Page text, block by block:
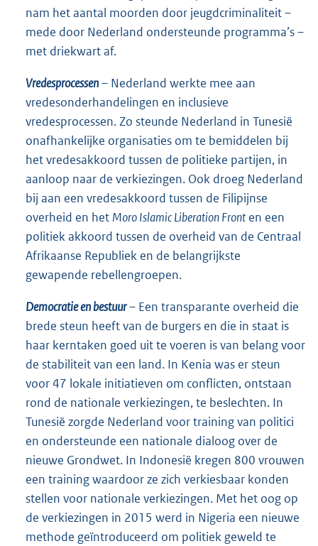
nam het aantal moorden door jeugdcriminaliteit –
mede door Nederland ondersteunde programma’s –
met driekwart af.
Vredesprocessen– Nederland werkte mee aan
vredesonderhandelingen en inclusieve
vredesprocessen. Zo steunde Nederland in Tunesië
onafhankelijke organisaties om te bemiddelen bij
het vredesakkoord tussen de politieke partijen, in
aanloop naar de verkiezingen. Ook droeg Nederland
bij aan een vredesakkoord tussen de Filipijnse
overheid en het Moro Islamic Liberation Front en een
politiek akkoord tussen de overheid van de Centraal
Afrikaanse Republiek en de belangrijkste
gewapende rebellengroepen.
Democratie en bestuur– Een transparante overheid die
brede steun heeft van de burgers en die in staat is
haar kerntaken goed uit te voeren is van belang voor
de stabiliteit van een land. In Kenia was er steun
voor 47 lokale initiatieven om conflicten, ontstaan
rond de nationale verkiezingen, te beslechten. In
Tunesië zorgde Nederland voor training van politici
en ondersteunde een nationale dialoog over de
nieuwe Grondwet. In Indonesië kregen 800 vrouwen
een training waardoor ze zich verkiesbaar konden
stellen voor nationale verkiezingen. Met het oog op
de verkiezingen in 2015 werd in Nigeria een nieuwe
methode geïntroduceerd om politiek geweld te